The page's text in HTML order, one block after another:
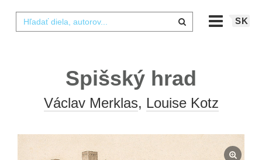
SK
Spišský hrad
Václav Merklas, Louise Kotz